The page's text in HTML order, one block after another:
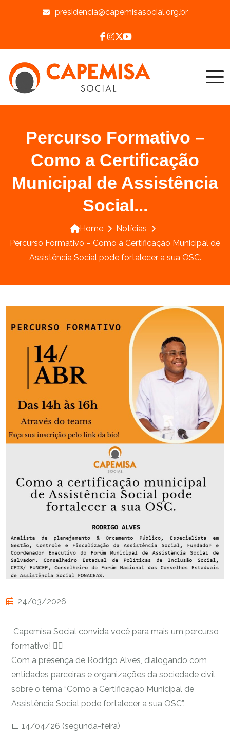
presidencia@capemisasocial.org.br
Percurso Formativo –
Como a Certificação
Municipal de Assistência
Social...
Home
Notícias
Percurso Formativo – Como a Certificação Municipal de
Assistência Social pode fortalecer a sua OSC.
24/03/2026
Capemisa Social convida você para mais um percurso
formativo! ✍🏾
Com a presença de Rodrigo Alves, dialogando com
entidades parceiras e organizações da sociedade civil
sobre o tema “Como a Certificação Municipal de
Assistência Social pode fortalecer a sua OSC”.
📅 14/04/26 (segunda-feira)